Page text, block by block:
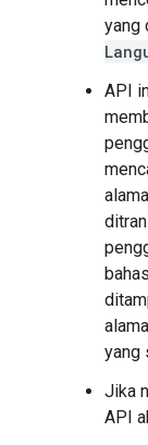
yang
API
yang
Jika
API